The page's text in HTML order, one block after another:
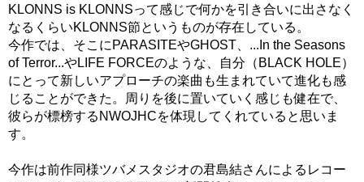
KLONNS is KLONNSって感じで何かを引き合いに出さなく
なるくらいKLONNS節というものが存在している。
今作では、そこにPARASITEやGHOST、...In the Seasons
of Terror...やLIFE FORCEのような、自分（BLACK HOLE）
にとって新しいアプローチの楽曲も生まれていて進化も感
じることができた。周りを後に置いていく感じも健在で、
彼らが標榜するNWOJHCを体現してくれていると思いま
す。
今作は前作同様ツバメスタジオの君島結さんによるレコー